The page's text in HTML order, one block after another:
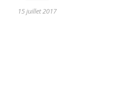
15 juillet 2017